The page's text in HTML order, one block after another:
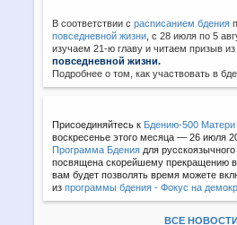
В соответствии с расписанием бдения
повседневной жизни с 28 июля по 5
изучаем 21-ю главу и читаем призыв
повседневной жизни.
Подробнее о том, как участвовать в
Присоединяйтесь к Бдению-500
воскресенье этого месяца — 26 июля
Программа Бдения для
посвящена скорейшему прекращению
вам будет позволять время можете
изпрограммы бдения - Фокус на
ВСЕ